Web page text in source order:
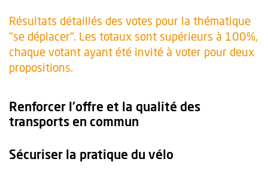
Résultats détaillés des votes pour la thématique
"se déplacer". Les totaux sont supérieurs à 100%,
chaque votant ayant été invité à voter pour deux
propositions.
Renforcer l'offre et la qualité des
transports en commun
Sécuriser la pratique du vélo